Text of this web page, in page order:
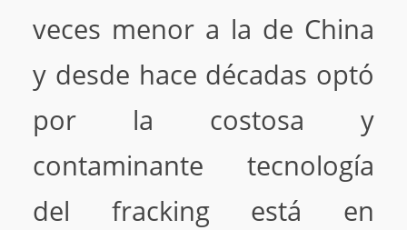
veces menor a la de China
y desde hace décadas optó
por la costosa y
contaminante tecnología
del fracking está en